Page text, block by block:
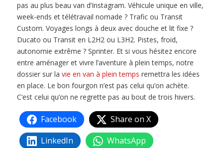
pas au plus beau van d’Instagram. Véhicule unique en ville,
week-ends et télétravail nomade ? Trafic ou Transit
Custom. Voyages longs à deux avec douche et lit fixe ?
Ducato ou Transit en L2H2 ou L3H2. Pistes, froid,
autonomie extrême ? Sprinter. Et si vous hésitez encore
entre aménager et vivre l’aventure à plein temps, notre
dossier sur la vie en van à plein temps remettra les idées
en place. Le bon fourgon n’est pas celui qu’on achète.
C’est celui qu’on ne regrette pas au bout de trois hivers.
Facebook
Share on X
LinkedIn
WhatsApp